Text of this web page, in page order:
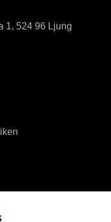
1, 524 96 Ljung